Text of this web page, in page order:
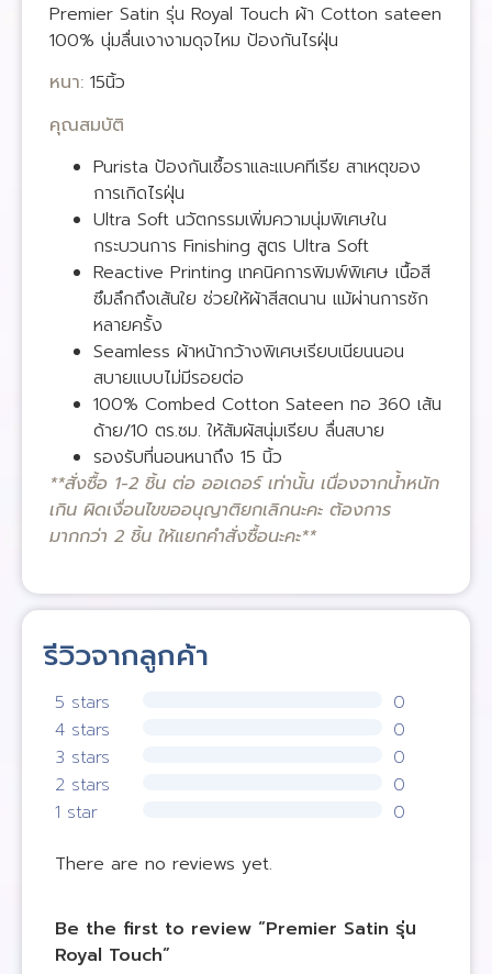
Premier Satin รุ่น Royal Touch ผ้า Cotton sateen
100% นุ่มลื่นเงางามดุจไหม ป้องกันไรฝุ่น
หนา: 15นิ้ว
คุณสมบัติ
Purista ป้องกันเชื้อราและแบคทีเรีย สาเหตุของ
การเกิดไรฝุ่น
Ultra Soft นวัตกรรมเพิ่มความนุ่มพิเศษใน
กระบวนการ Finishing สูตร Ultra Soft
Reactive Printing เทคนิคการพิมพ์พิเศษ เนื้อสี
ซึมลึกถึงเส้นใย ช่วยให้ผ้าสีสดนาน แม้ผ่านการซัก
หลายครั้ง
Seamless ผ้าหน้ากว้างพิเศษเรียบเนียนนอน
สบายแบบไม่มีรอยต่อ
100% Combed Cotton Sateen ทอ 360 เส้น
ด้าย/10 ตร.ซม. ให้สัมผัสนุ่มเรียบ ลื่นสบาย
รองรับที่นอนหนาถึง 15 นิ้ว
**สั่งซื้อ 1-2 ชิ้น ต่อ ออเดอร์ เท่านั้น เนื่องจากน้ำหนัก
เกิน ผิดเงื่อนไขขออนุญาติยกเลิกนะคะ ต้องการ
มากกว่า 2 ชิ้น ให้แยกคำสั่งซื้อนะคะ**
รีวิวจากลูกค้า
5 stars
0
4 stars
0
3 stars
0
2 stars
0
1 star
0
There are no reviews yet.
Be the first to review “Premier Satin รุ่น
Royal Touch”